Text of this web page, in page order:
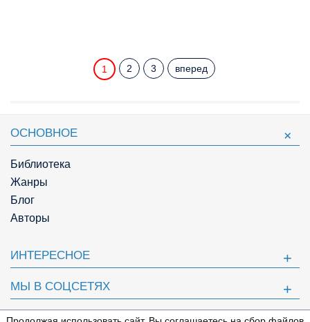
1 2 3 вперед
ОСНОВНОЕ
Библиотека
Жанры
Блог
Авторы
ИНТЕРЕСНОЕ
МЫ В СОЦСЕТЯХ
ПОЛЕЗНОЕ